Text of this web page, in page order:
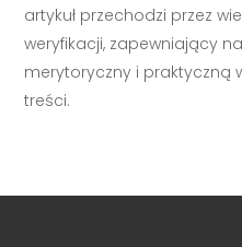
artykuł przechodzi przez
weryfikacji, zapewniający
merytoryczny i praktyczną
treści.